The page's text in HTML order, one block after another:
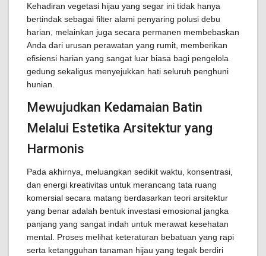
Kehadiran vegetasi hijau yang segar ini tidak hanya
bertindak sebagai filter alami penyaring polusi debu
harian, melainkan juga secara permanen membebaskan
Anda dari urusan perawatan yang rumit, memberikan
efisiensi harian yang sangat luar biasa bagi pengelola
gedung sekaligus menyejukkan hati seluruh penghuni
hunian.
Mewujudkan Kedamaian Batin
Melalui Estetika Arsitektur yang
Harmonis
Pada akhirnya, meluangkan sedikit waktu, konsentrasi,
dan energi kreativitas untuk merancang tata ruang
komersial secara matang berdasarkan teori arsitektur
yang benar adalah bentuk investasi emosional jangka
panjang yang sangat indah untuk merawat kesehatan
mental. Proses melihat keteraturan bebatuan yang rapi
serta ketangguhan tanaman hijau yang tegak berdiri